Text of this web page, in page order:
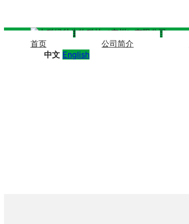
首页 公司简介
中文 English